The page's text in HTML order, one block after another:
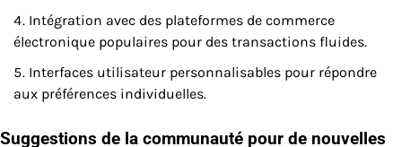
Intégration avec des plateformes de commerce
électronique populaires pour des transactions fluides.
Interfaces utilisateur personnalisables pour répondre
aux préférences individuelles.
Suggestions de la communauté pour de nouvelles